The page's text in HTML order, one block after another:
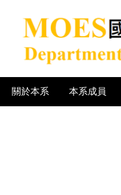
關於本系 本系成員